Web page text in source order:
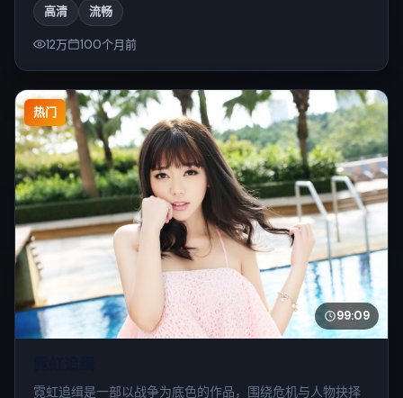
高清 流畅
12万 100个月前
热门
99:09
霓虹追缉是一部以战争为底色的作品，围绕危机与人物抉择